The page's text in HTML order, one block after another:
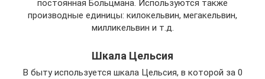
постоянная Больцмана. Используются также
производные единицы: килокельвин, мегакельвин,
милликельвин и т.д.
Шкала Цельсия
В быту используется шкала Цельсия, в которой за 0